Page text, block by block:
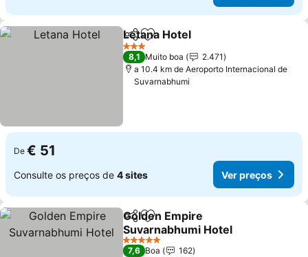
PartilharAdicionar aos favoritos
Letana Hotel
3 Estrelas
8,1 Muito boa
2.471
a 10.4 km de Aeroporto Internacional de
Suvarnabhumi
De € 51
Consulte os preços de 4 sites Ver preços
PartilharAdicionar aos favoritos
Golden Empire
Suvarnabhumi Hotel
5 Estrelas
7,6 Boa
162